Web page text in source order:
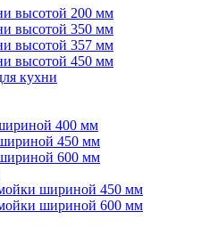
высотой 200 мм
высотой 350 мм
высотой 357 мм
высотой 450 мм
кухни
400 мм
450 мм
600 мм
шириной 450 мм
шириной 600 мм